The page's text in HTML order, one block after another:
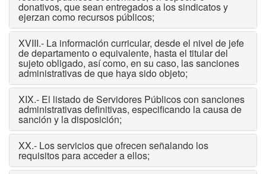
donativos, que sean entregados a los sindicatos y
ejerzan como recursos públicos;
XVIII.- La información curricular, desde el nivel de jefe
de departamento o equivalente, hasta el titular del
sujeto obligado, así como, en su caso, las sanciones
administrativas de que haya sido objeto;
XIX.- El listado de Servidores Públicos con sanciones
administrativas definitivas, especificando la causa de
sanción y la disposición;
XX.- Los servicios que ofrecen señalando los
requisitos para acceder a ellos;